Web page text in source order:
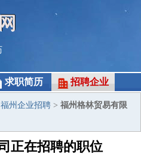
求职简历 招聘企业
福州企业招聘 > 福州格林贸易有限
正在招聘的职位